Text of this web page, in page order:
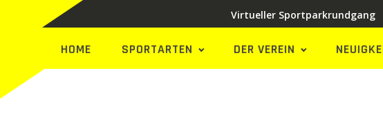
Virtueller Sportparkrundgang
HOME SPORTARTEN DER VEREIN